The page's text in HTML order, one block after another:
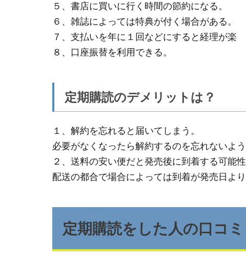
５、書店に買いに行く時間の節約になる。
６、雑誌によっては特典が付く場合がある。
７、支払いを年に１回などにすると経理が楽
８、口座振替を利用できる。
定期購読のデメリットは？
１、解約を忘れると届いてしまう。
必要がなくなったら解約するのを忘れないよう
２、送料の安い便だと発売後に到着する可能
配送の都合で場合によっては到着が発売日よ
定期購読をした人の口コミ